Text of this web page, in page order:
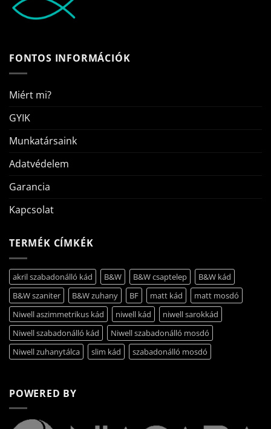
FONTOS INFORMÁCIÓK
Miért mi?
GYIK
Munkatársaink
Adatvédelem
Garancia
Kapcsolat
TERMÉK CÍMKÉK
akril szabadonálló kád B&W B&W csaptelep
B&W kád
B&W szaniter
B&W zuhany BF matt kád
matt mosdó
Niwell aszimmetrikus kád
niwell kád
niwell sarokkád
Niwell szabadonálló kád
Niwell szabadonálló mosdó
Niwell zuhanytálca
slim kád szabadonálló mosdó
POWERED BY